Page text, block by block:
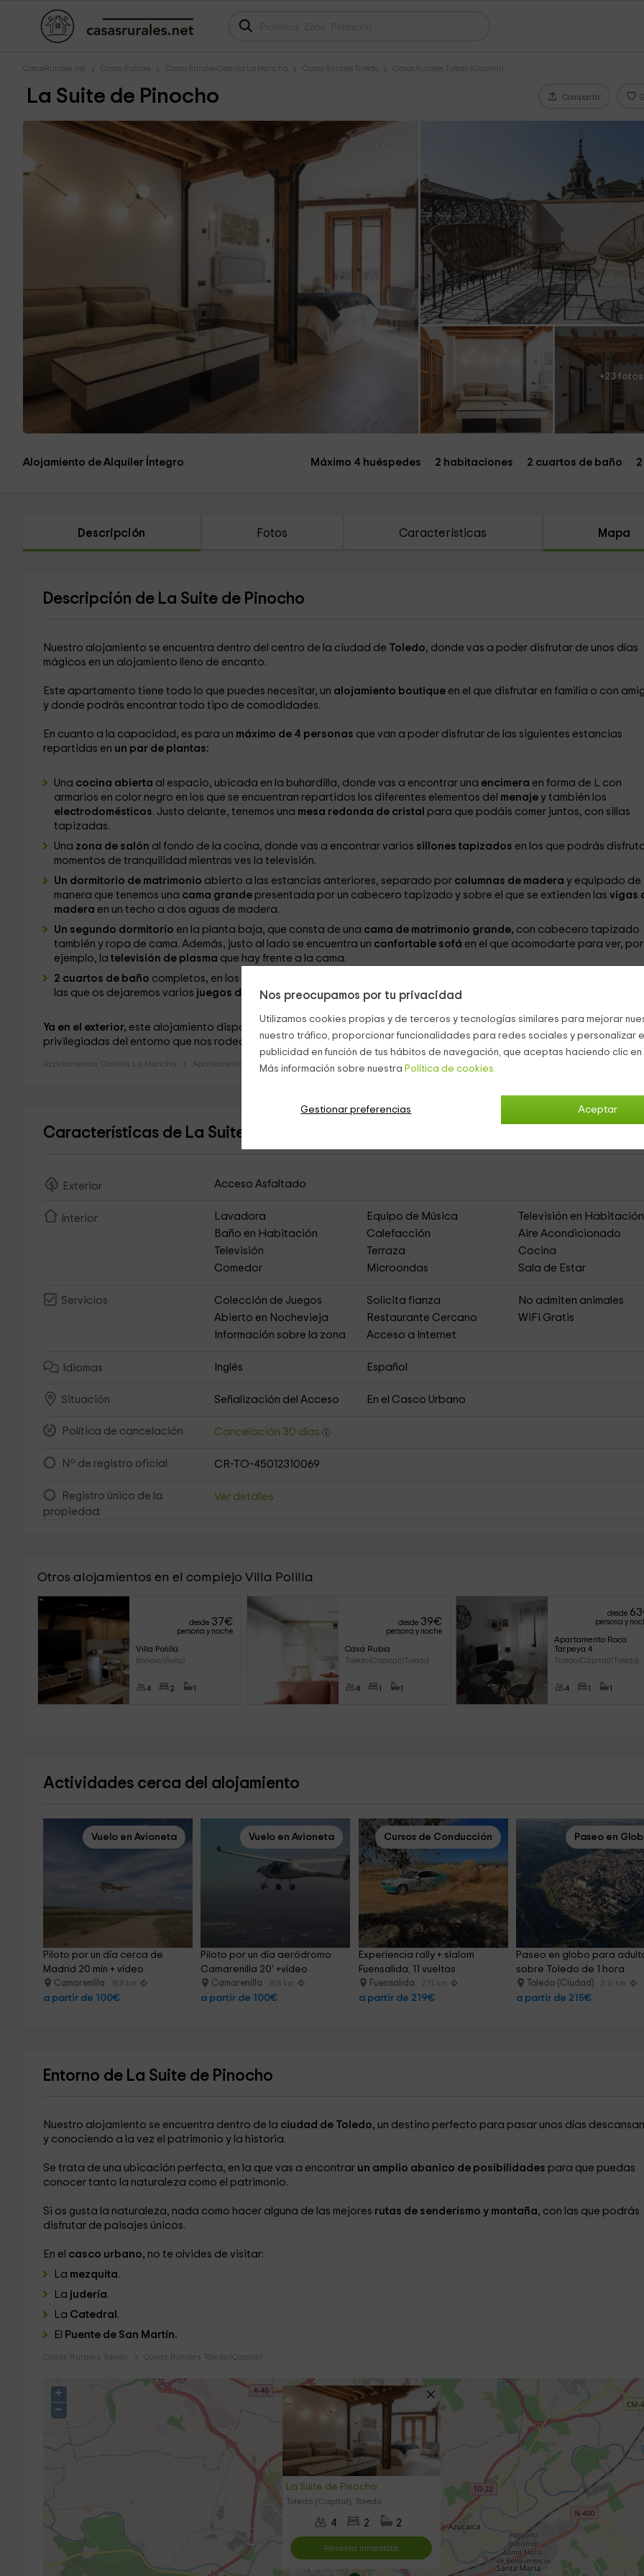
Nos preocupamos por tu privacidad
Utilizamos cookies propias y de terceros y tecnologías similares para mejorar
nuestro tráfico, proporcionar funcionalidades para redes sociales y personalizar
publicidad en función de tus hábitos de navegación, que aceptas haciendo clic
Más información sobre nuestra Política de cookies.
Aceptar
Gestionar preferencias
CasasRurales.net Casas Rurales Casas Rurales Castilla La Mancha Casas Rurales Toledo Casas Rurales Toledo (Capital)
La Suite de Pinocho Compartir
+23 fotos
Alojamiento de Alquiler Íntegro Máximo 4 huéspedes 2 habitaciones 2 cuartos de baño
Descripción Fotos Características Mapa
Descripción de La Suite de Pinocho
Nuestro alojamiento se encuentra dentro del centro de la ciudad de Toledo, donde vas a poder disfrutar de unos días
mágicos en un alojamiento lleno de encanto.
Este apartamento tiene todo lo que puedes necesitar, un alojamiento boutique en el que disfrutar en familia o con
y donde podrás encontrar todo tipo de comodidades.
En cuanto a la capacidad, es para un máximo de 4 personas que van a poder disfrutar de las siguientes estancias
repartidas en un par de plantas:
Una cocina abierta al espacio, ubicada en la buhardilla, donde vas a encontrar una encimera en forma de L con
armarios en color negro en los que se encuentran repartidos los diferentes elementos del menaje y también los
electrodomésticos. Justo delante, tenemos una mesa redonda de cristal para que podáis comer juntos, con sillas
tapizadas.
Una zona de salón al fondo de la cocina, donde vas a encontrar varios sillones tapizados en los que podrás
momentos de tranquilidad mientras ves la televisión.
Un dormitorio de matrimonio abierto a las estancias anteriores, separado porcolumnas de madera y equipado de
manera que tenemos una cama grandepresentada por un cabecero tapizado y sobre el que se extienden las vigas
madera en un techo a dos aguas de madera.
Un segundo dormitorio en la planta baja, que consta de una cama de matrimonio grande, con cabecero tapizado
también y ropa de cama. Además, justo al lado se encuentra un confortable sofá en el que acomodarte para ver, por
ejemplo, la televisión de plasma que hay frente a la cama.
2 cuartos de baño completos, en los que vas a encontrar un conjunto de
las que os dejaremos varios juegos de toallas.
Ya en el exterior, este alojamiento dispone de una espectacular terraza, equipada con mesa y sillas
y con unas vistas
privilegiadas del entorno que nos rodea.
Apartamentos Castilla La Mancha Apartamentos Toledo Apartamentos Toledo (Capital)
Características de La Suite de Pinocho
Exterior Acceso Asfaltado
Interior Lavadora Equipo de Música
Televisión en Habitación
Baño en Habitación
Calefacción
Aire Acondicionado
Televisión
Terraza
Cocina
Comedor
Microondas Sala de Estar
Servicios Colección de Juegos Solicita fianza
No admiten animales
Abierto en Nochevieja
Restaurante Cercano
WiFi Gratis
Información sobre la zona
Acceso a Internet
Idiomas Inglés Español
Situación Señalización del Acceso En el Casco Urbano
Política de cancelación Cancelación 30 días
Nº de registro oficial CR-TO-45012310069
Registro único de la
propiedad:
Ver detalles
Otros alojamientos en el complejo Villa Polilla
desde 37€
persona y noche
Villa Polilla
Bohoyo (Ávila)
4 2 1
desde 39€
persona y noche
Casa Rubia
Toledo (Capital) (Toledo)
4 1 1
desde 63
persona y
Apartamento Roca
Tarpeya 4
Toledo (Capital) (Toledo)
4 1 1
Actividades cerca del alojamiento
Vuelo en Avioneta
Piloto por un día cerca de
Madrid 20 min + vídeo
Camarenilla 18.8 km
a partir de 100€
Vuelo en Avioneta
Piloto por un día aeródromo
Camarenilla 20' +vídeo
Camarenilla 18.8 km
a partir de 100€
Cursos de Conducción
Experiencia rally + slalom
Fuensalida, 11 vueltas
Fuensalida 27.1 km
a partir de 219€
Paseo en
Paseo en globo para
sobre Toledo de 1 hora
Toledo (Ciudad) 2.6 km
a partir de 215€
Entorno de La Suite de Pinocho
Nuestro alojamiento se encuentra dentro de la ciudad de Toledo, un destino perfecto para pasar unos días
y conociendo a la vez el patrimonio y la historia.
Se trata de una ubicación perfecta, en la que vas a encontrarun amplio abanico de posibilidades para que puedas
conocer tanto la naturaleza como el patrimonio.
Si os gusta la naturaleza, nada como hacer alguna de las mejores rutas de senderismo y montaña, con las que podrás
disfrutar de paisajes únicos.
En el casco urbano, no te olvides de visitar:
La mezquita.
La judería.
La Catedral .
El
Puente de San Martín.
Casas Rurales Toledo Casas Rurales Toledo (Capital)
La Suite de Pinocho
Toledo (Capital), Toledo
4 2 2
Reserva inmediata
+
−